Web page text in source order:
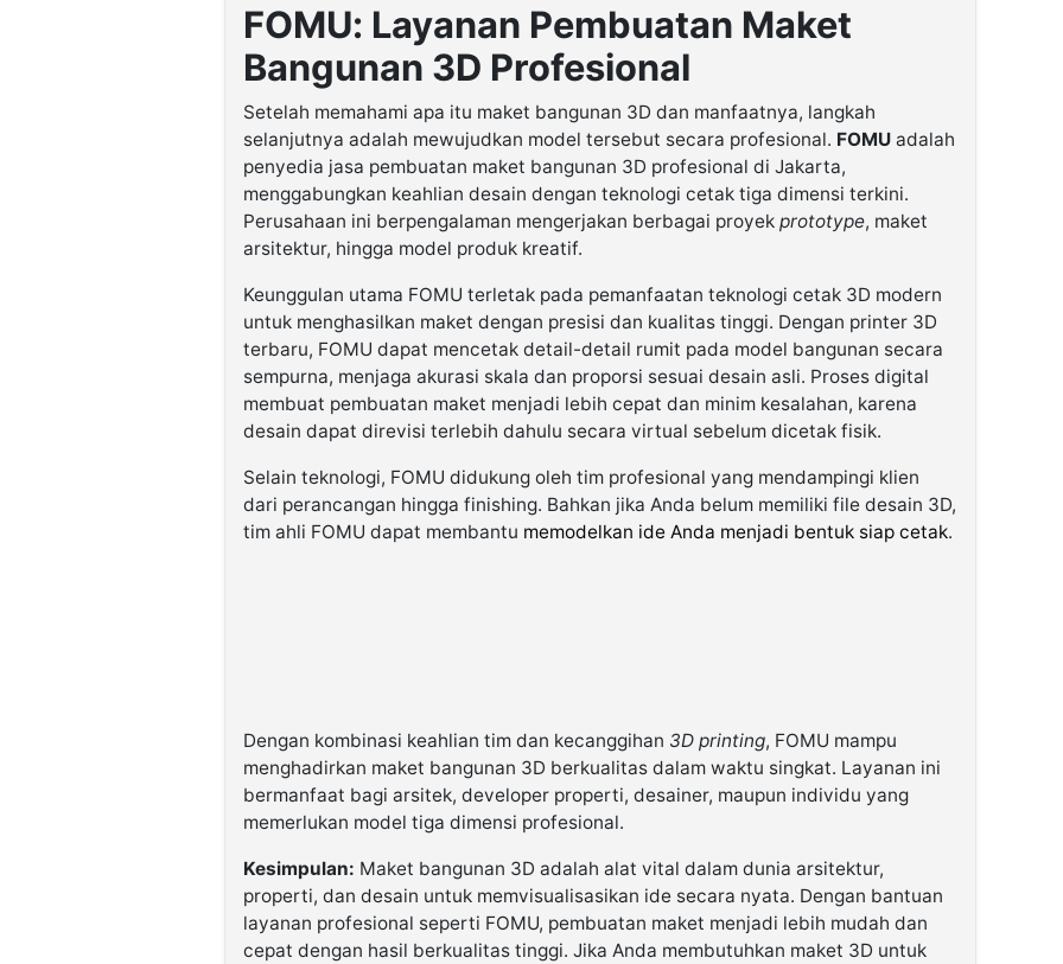
FOMU: Layanan Pembuatan Maket
Bangunan 3D Profesional
Setelah memahami apa itu maket bangunan 3D dan manfaatnya, langkah
selanjutnya adalah mewujudkan model tersebut secara profesional. FOMU adalah
penyedia jasa pembuatan maket bangunan 3D profesional di Jakarta,
menggabungkan keahlian desain dengan teknologi cetak tiga dimensi terkini.
Perusahaan ini berpengalaman mengerjakan berbagai proyek prototype, maket
arsitektur, hingga model produk kreatif.
Keunggulan utama FOMU terletak pada pemanfaatan teknologi cetak 3D modern
untuk menghasilkan maket dengan presisi dan kualitas tinggi. Dengan printer 3D
terbaru, FOMU dapat mencetak detail-detail rumit pada model bangunan secara
sempurna, menjaga akurasi skala dan proporsi sesuai desain asli. Proses digital
membuat pembuatan maket menjadi lebih cepat dan minim kesalahan, karena
desain dapat direvisi terlebih dahulu secara virtual sebelum dicetak fisik.
Selain teknologi, FOMU didukung oleh tim profesional yang mendampingi klien
dari perancangan hingga finishing. Bahkan jika Anda belum memiliki file desain 3D,
tim ahli FOMU dapat membantu memodelkan ide Anda menjadi bentuk siap cetak.
Dengan kombinasi keahlian tim dan kecanggihan 3D printing, FOMU mampu
menghadirkan maket bangunan 3D berkualitas dalam waktu singkat. Layanan ini
bermanfaat bagi arsitek, developer properti, desainer, maupun individu yang
memerlukan model tiga dimensi profesional.
Kesimpulan: Maket bangunan 3D adalah alat vital dalam dunia arsitektur,
properti, dan desain untuk memvisualisasikan ide secara nyata. Dengan bantuan
layanan profesional seperti FOMU, pembuatan maket menjadi lebih mudah dan
cepat dengan hasil berkualitas tinggi. Jika Anda membutuhkan maket 3D untuk